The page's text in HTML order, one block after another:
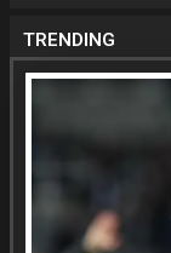
TRENDING